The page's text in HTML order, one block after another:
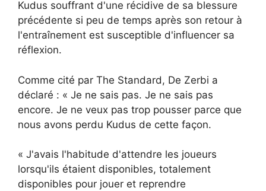
Kudus souffrant d'une récidive de sa blessure
précédente si peu de temps après son retour à
l'entraînement est susceptible d'influencer sa
réflexion.
Comme cité par The Standard, De Zerbi a
déclaré : « Je ne sais pas. Je ne sais pas
encore. Je ne veux pas trop pousser parce que
nous avons perdu Kudus de cette façon.
« J'avais l'habitude d'attendre les joueurs
lorsqu'ils étaient disponibles, totalement
disponibles pour jouer et reprendre